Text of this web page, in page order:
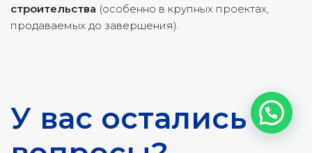
строительства (особенно в крупных проектах,
продаваемых до завершения).
У вас остались